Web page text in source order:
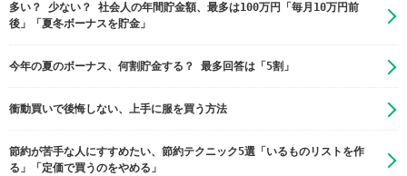
多い？ 少ない？ 社会人の年間貯金額、最多は100万円「毎月10万円前
後」「夏冬ボーナスを貯金」
今年の夏のボーナス、何割貯金する？ 最多回答は「5割」
衝動買いで後悔しない、上手に服を買う方法
節約が苦手な人にすすめたい、節約テクニック5選「いるものリストを作
る」「定価で買うのをやめる」